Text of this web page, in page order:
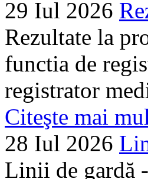
29 Iul 2026
Rezultate la
functia de
registrator
Citeşte mai
28 Iul 2026
Linii de gardă